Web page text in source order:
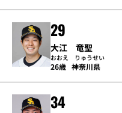
29
大江 竜聖
おおえ りゅうせい
26歳 神奈川県
34